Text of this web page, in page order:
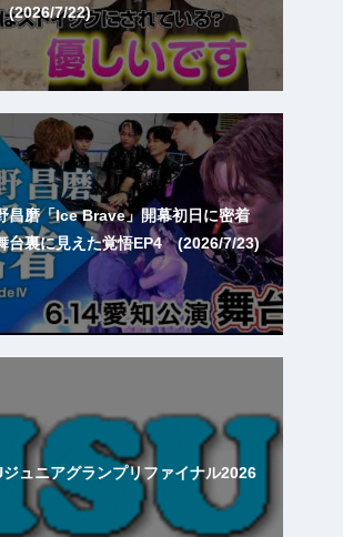
7/22)
昌磨「Ice Brave」開幕初日に密着
台裏に見えた覚悟EP4 (2026/7/23)
ジュニアグランプリファイナル2026